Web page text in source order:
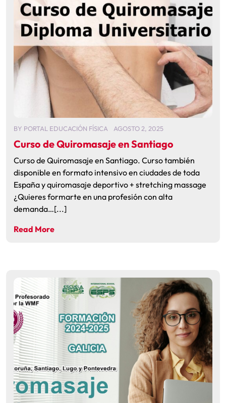
BY PORTAL EDUCACIÓN FÍSICA AGOSTO 2, 2025
Curso de Quiromasaje en Santiago
Curso de Quiromasaje en Santiago. Curso también
disponible en formato intensivo en ciudades de toda
España y quiromasaje deportivo + stretching massage
¿Quieres formarte en una profesión con alta
demanda…[...]
Read More